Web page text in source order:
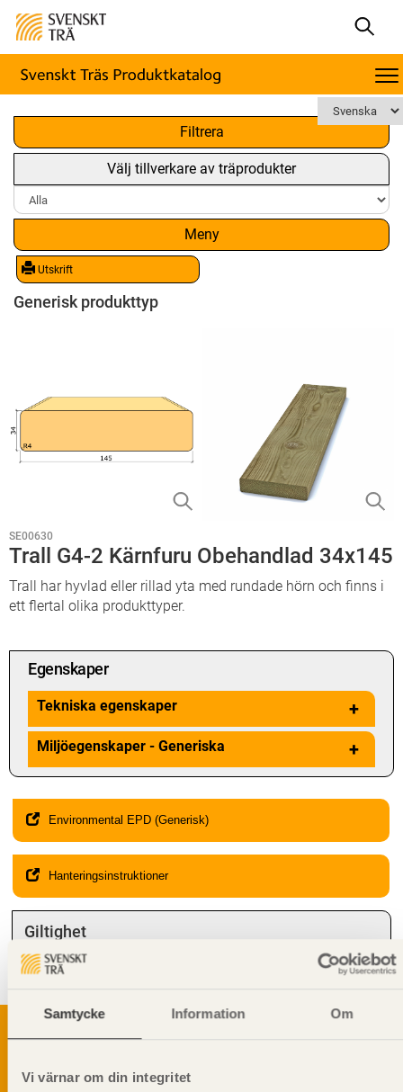
Samtycke Information Om
Vi värnar om din integritet
Filtrera
Välj tillverkare av träprodukter
Meny
Utskrift
x
Generisk produkttyp
SE00630
Trall G4-2 Kärnfuru Obehandlad 34x145
Trall har hyvlad eller rillad yta med rundade hörn och finns i
ett flertal olika produkttyper.
Egenskaper
Tekniska egenskaper +
Miljöegenskaper - Generiska +
Environmental EPD (Generisk)
Hanteringsinstruktioner
Giltighet
Svenskt Trä-id:
Gäller från och med:
Svenskt Träs Produktkatalog är svensk